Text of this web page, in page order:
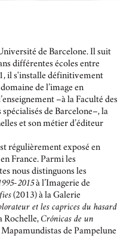
de Barcelone. Il suit
différentes écoles entre
il s'installe définitivement
de l’image en
–à la Faculté des
de Barcelone–, la
et son métier d’éditeur
régulièrement exposé en
France. Parmi les
nous distinguons les
2015 à l’Imagerie de
(2013) à la Galerie
et les caprices du hasard
Rochelle, Crónicas de un
de Pampelune